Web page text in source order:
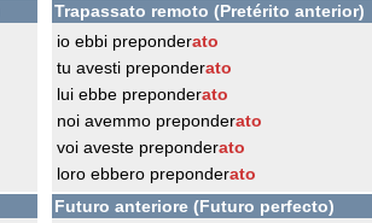
Trapassato remoto (Pretérito anterior)
io ebbi preponderato
tu avesti preponderato
lui ebbe preponderato
noi avemmo preponderato
voi aveste preponderato
loro ebbero preponderato
Futuro anteriore (Futuro perfecto)